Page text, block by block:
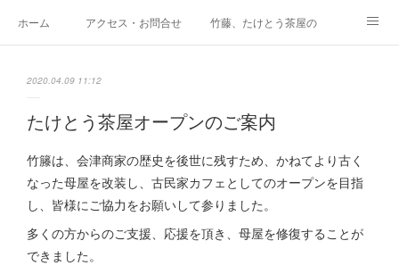
ホーム アクセス・お問合せ 竹藤、たけとう茶屋の紹介
テイクアウトメニュー メニュー価格表 Space たけとらたん
イベント貸し出し、貸棚について再生プロジェクト（～2019年）
竹藤Twitter 竹藤アメブロ
2020.04.09 11:12
たけとう茶屋オープンのご案内
竹籐は、会津商家の歴史を後世に残すため、かねてより古く
なった母屋を改装し、古民家カフェとしてのオープンを目指
し、皆様にご協力をお願いして参りました。
多くの方からのご支援、応援を頂き、母屋を修復することが
できました。